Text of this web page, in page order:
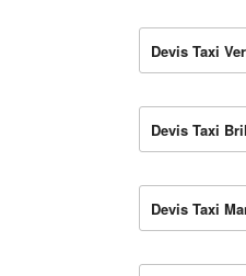
Devis Taxi
Devis Taxi
Devis Taxi